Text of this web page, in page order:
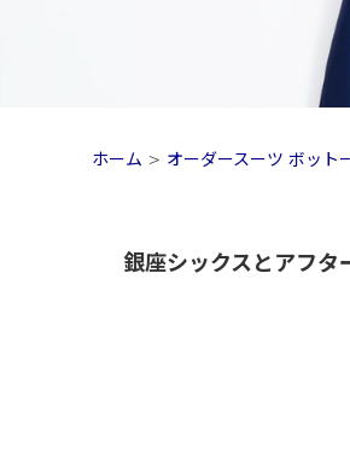
ホーム > オーダースーツ ボット
銀座シックスとアフタ